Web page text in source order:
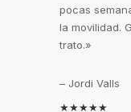
pocas
la movilidad.
trato.»
– Jordi Valls
★★★★★